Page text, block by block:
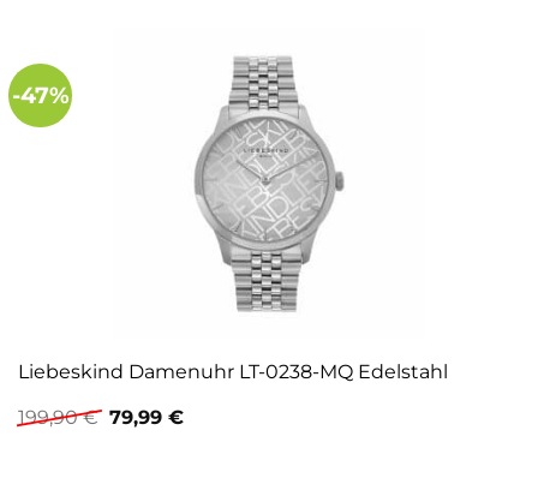
-47%
Liebeskind Damenuhr LT-0238-MQ Edelstahl
199,90€ Ursprünglicher
Preis
79,99 €Aktueller